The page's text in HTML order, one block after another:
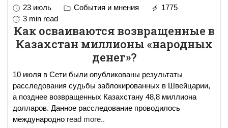
23 июль События и мнения
1775
3 min read
Как осваиваются возвращенные в
Казахстан миллионы «народных
денег»?
10 июля в Сети были опубликованы результаты
расследования судьбы заблокированных в Швейцарии,
а позднее возвращенных Казахстану 48,8 миллиона
долларов. Данное расследование проводилось
международно read more..